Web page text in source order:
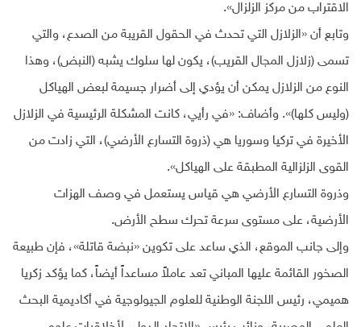
الاقتراب من مركز الزلزال».
وتابع أن «الزلازل التي تحدث في الحقول القريبة من الصدع، والتي
تسمى (زلازل المجال القريب)، يكون لها سلوك يشبه (النبض)، وهذا
النوع من الزلازل يمكن أن يؤدي إلى أضرار جسيمة لبعض الهياكل
(وليس كلها)». وأضاف: «في رأيي، كانت المشكلة الرئيسية في الزلازل
الأخيرة في تركيا وسوريا هي (ذروة التسارع الأرضي)، التي زادت من
القوى الزلزالية المطبقة على الهياكل».
وذروة التسارع الأرضي‏ هي قياس يستعمل في وصف الهزات
الأرضية، على مستوى سرعة تحرك سطح الأرض.
وإلى جانب الموقع، الذي ساعد على تكوين «نبضة قاتلة»، فإن طبيعة
الصخور القائمة عليها المباني تعد عاملاً مساعداً أيضاً، كما يؤكد زكريا
هميمي، رئيس اللجنة الوطنية للعلوم الجيولوجية في أكاديمية البحث